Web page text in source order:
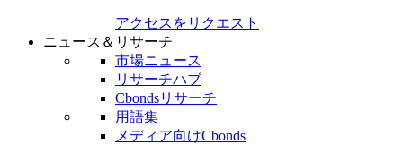
アクセスをリクエスト
ニュース＆リサーチ
市場ニュース
リサーチハブ
Cbondsリサーチ
用語集
メディア向けCbonds